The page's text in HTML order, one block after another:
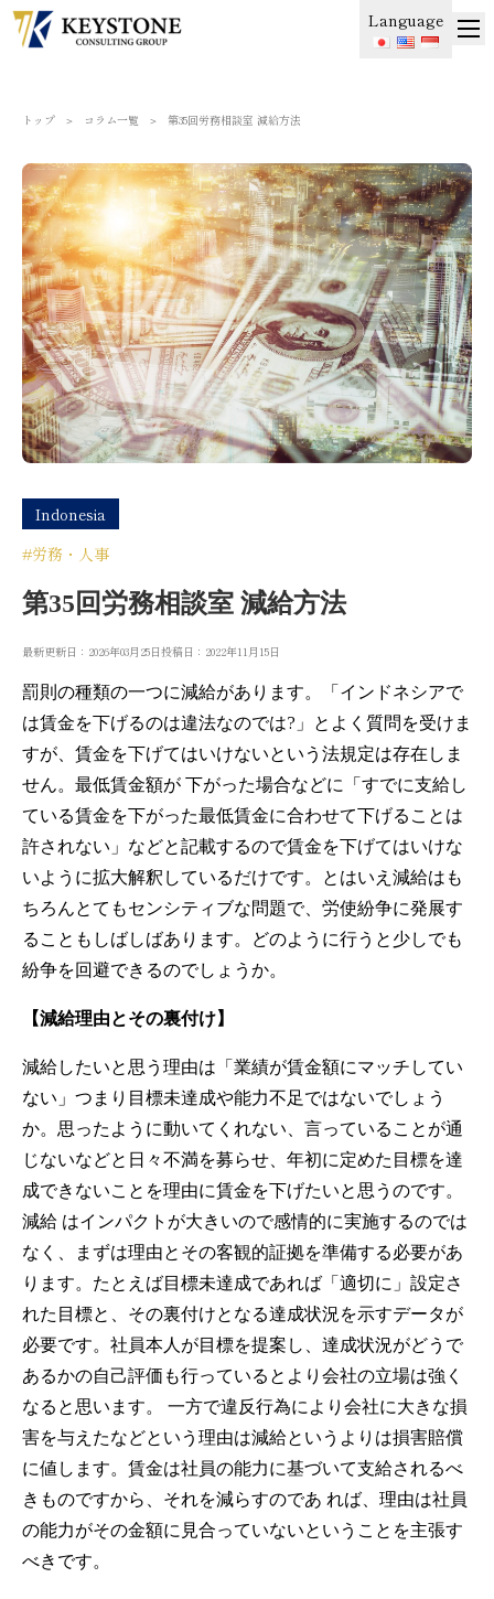
Language
トップ ＞ コラム一覧 ＞ 第35回労務相談室 減給方法
Indonesia
#労務・人事
第35回労務相談室 減給方法
最新更新日：2026年03月25日投稿日：2022年11月15日
罰則の種類の一つに減給があります。「インドネシアで
は賃金を下げるのは違法なのでは?」とよく質問を受けま
すが、賃金を下げてはいけないという法規定は存在しま
せん。最低賃金額が 下がった場合などに「すでに支給し
ている賃金を下がった最低賃金に合わせて下げることは
許されない」などと記載するので賃金を下げてはいけな
いように拡大解釈しているだけです。とはいえ減給はも
ちろんとてもセンシティブな問題で、労使紛争に発展す
ることもしばしばあります。どのように行うと少しでも
紛争を回避できるのでしょうか。
【減給理由とその裏付け】
減給したいと思う理由は「業績が賃金額にマッチしてい
ない」つまり目標未達成や能力不足ではないでしょう
か。思ったように動いてくれない、言っていることが通
じないなどと日々不満を募らせ、年初に定めた目標を達
成できないことを理由に賃金を下げたいと思うのです。
減給 はインパクトが大きいので感情的に実施するのでは
なく、まずは理由とその客観的証拠を準備する必要があ
ります。たとえば目標未達成であれば「適切に」設定さ
れた目標と、その裏付けとなる達成状況を示すデータが
必要です。社員本人が目標を提案し、達成状況がどうで
あるかの自己評価も行っているとより会社の立場は強く
なると思います。 一方で違反行為により会社に大きな損
害を与えたなどという理由は減給というよりは損害賠償
に値します。賃金は社員の能力に基づいて支給されるべ
きものですから、それを減らすのであ れば、理由は社員
の能力がその金額に見合っていないということを主張す
べきです。